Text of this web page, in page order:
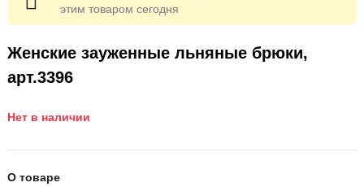
Женские зауженные льняные брюки,
арт.3396
Нет в наличии
О товаре
этим товаром сегодня